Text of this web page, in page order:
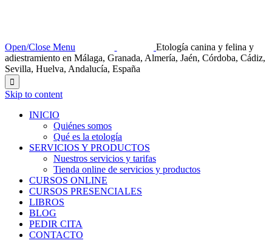
Open/Close Menu
Etología canina y felina y
adiestramiento en Málaga, Granada, Almería, Jaén, Córdoba, Cádiz,
Sevilla, Huelva, Andalucía, España

Skip to content
INICIO
Quiénes somos
Qué es la etología
SERVICIOS Y PRODUCTOS
Nuestros servicios y tarifas
Tienda online de servicios y productos
CURSOS ONLINE
CURSOS PRESENCIALES
LIBROS
BLOG
PEDIR CITA
CONTACTO